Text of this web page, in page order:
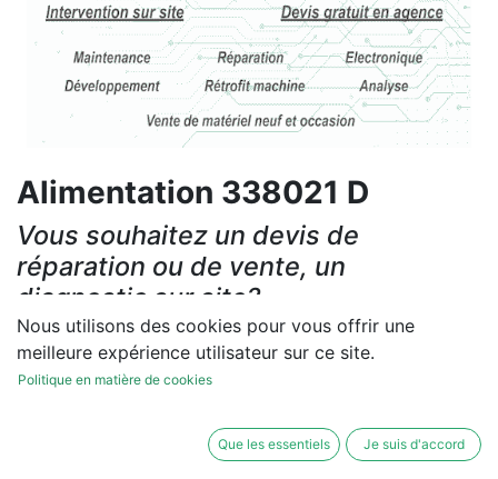
Alimentation 338021 D
Vous souhaitez un devis de
réparation ou de vente, un
diagnostic sur site?
Contactez-nous
Les réparations et les ventes sont garanties
Nous utilisons des cookies pour vous offrir une
meilleure expérience utilisateur sur ce site.
Politique en matière de cookies
Que les essentiels Je suis d'accord